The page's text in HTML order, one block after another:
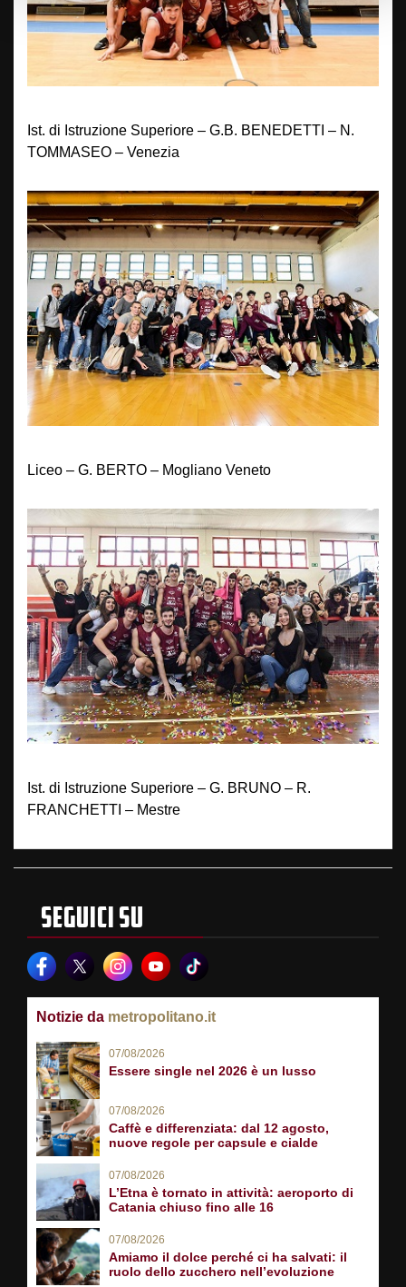
Ist. di Istruzione Superiore – G.B. BENEDETTI – N.
TOMMASEO – Venezia
Liceo – G. BERTO – Mogliano Veneto
Ist. di Istruzione Superiore – G. BRUNO – R.
FRANCHETTI – Mestre
SEGUICI SU
Notizie da metropolitano.it
07/08/2026
Essere single nel 2026 è un lusso
07/08/2026
Caffè e differenziata: dal 12 agosto,
nuove regole per capsule e cialde
07/08/2026
L’Etna è tornato in attività: aeroporto di
Catania chiuso fino alle 16
07/08/2026
Amiamo il dolce perché ci ha salvati: il
ruolo dello zucchero nell’evoluzione